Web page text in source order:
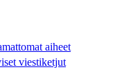
aiheet
viestiketjut